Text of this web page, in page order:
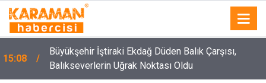
15:08
Büyükşehir İştiraki Ekdağ Düden Balık Çarşısı,
Balıkseverlerin Uğrak Noktası Oldu